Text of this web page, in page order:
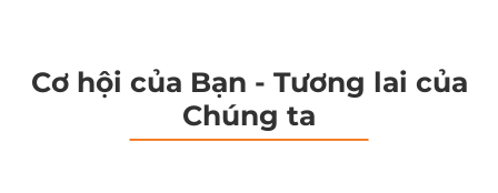
Cơ hội của Bạn - Tương lai của
Chúng ta